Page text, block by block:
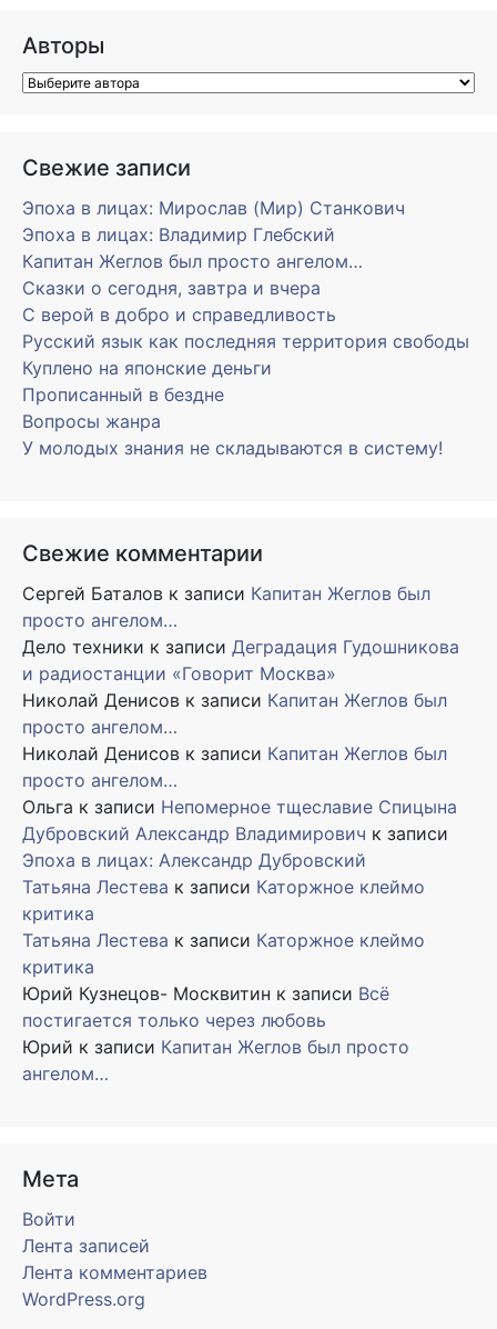
Авторы
Свежие записи
Эпоха в лицах: Мирослав (Мир) Станкович
Эпоха в лицах: Владимир Глебский
Капитан Жеглов был просто ангелом…
Сказки о сегодня, завтра и вчера
С верой в добро и справедливость
Русский язык как последняя территория свободы
Куплено на японские деньги
Прописанный в бездне
Вопросы жанра
У молодых знания не складываются в систему!
Свежие комментарии
Сергей Баталов к записи Капитан Жеглов был
просто ангелом…
Дело техники к записи Деградация Гудошникова
и радиостанции «Говорит Москва»
Николай Денисов к записи Капитан Жеглов был
просто ангелом…
Николай Денисов к записи Капитан Жеглов был
просто ангелом…
Ольга к записи Непомерное тщеславие Спицына
Дубровский Александр Владимирович к записи
Эпоха в лицах: Александр Дубровский
Татьяна Лестева к записи Каторжное клеймо
критика
Татьяна Лестева к записи Каторжное клеймо
критика
Юрий Кузнецов- Москвитин к записи Всё
постигается только через любовь
Юрий к записи Капитан Жеглов был просто
ангелом…
Мета
Войти
Лента записей
Лента комментариев
WordPress.org